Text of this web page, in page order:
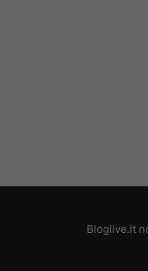
Bloglive.it